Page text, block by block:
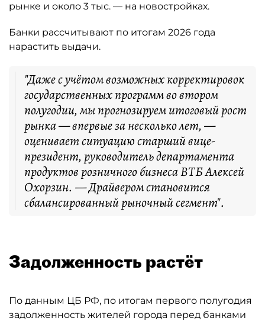
рынке и около 3 тыс. — на новостройках.
Банки рассчитывают по итогам 2026 года
нарастить выдачи.
"Даже с учётом возможных корректировок
государственных программ во втором
полугодии, мы прогнозируем итоговый рост
рынка — впервые за несколько лет, —
оценивает ситуацию старший вице-
президент, руководитель департамента
продуктов розничного бизнеса ВТБ Алексей
Охорзин. — Драйвером становится
сбалансированный рыночный сегмент".
Задолженность растёт
По данным ЦБ РФ, по итогам первого полугодия
задолженность жителей города перед банками